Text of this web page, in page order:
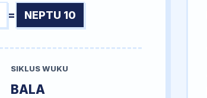
= NEPTU 10
SIKLUS WUKU
BALA